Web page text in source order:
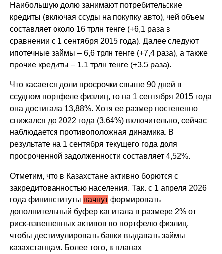
Наибольшую долю занимают потребительские
кредиты (включая ссуды на покупку авто), чей объем
составляет около 16 трлн тенге (+6,1 раза в
сравнении с 1 сентября 2015 года). Далее следуют
ипотечные займы – 6,6 трлн тенге (+7,4 раза), а также
прочие кредиты – 1,1 трлн тенге (+3,5 раза).
Что касается доли просрочки свыше 90 дней в
ссудном портфеле физлиц, то на 1 сентября 2015 года
она достигала 13,88%. Хотя ее размер постепенно
снижался до 2022 года (3,64%) включительно, сейчас
наблюдается противоположная динамика. В
результате на 1 сентября текущего года доля
просроченной задолженности составляет 4,52%.
Отметим, что в Казахстане активно борются с
закредитованностью населения. Так, с 1 апреля 2026
года фининституты начнут формировать
дополнительный буфер капитала в размере 2% от
риск-взвешенных активов по портфелю физлиц,
чтобы дестимулировать банки выдавать займы
казахстанцам. Более того, в планах